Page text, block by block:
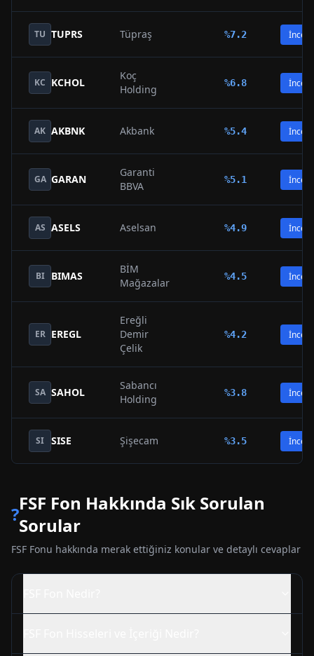
TU TUPRS Tüpraş %7.2 İncele
KC KCHOL
Koç
Holding
%6.8 İncele
AK AKBNK Akbank %5.4 İncele
GA GARAN
Garanti
BBVA
%5.1 İncele
AS ASELS Aselsan %4.9 İncele
BI BIMAS
BİM
Mağazalar
%4.5 İncele
ER EREGL
Ereğli
Demir
Çelik
%4.2 İncele
SA SAHOL
Sabancı
Holding
%3.8 İncele
SI SISE Şişecam %3.5 İncele
?FSF Fon Hakkında Sık Sorulan
Sorular
FSF Fonu hakkında merak ettiğiniz konular ve detaylı cevaplar